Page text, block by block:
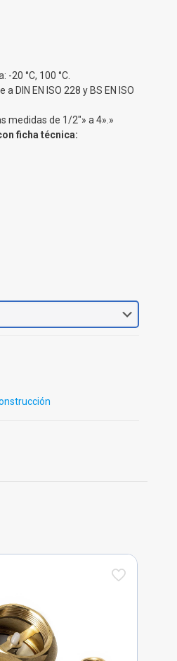
20 °C, 100 °C.
DIN EN ISO 228 y BS EN ISO
medidas de 1/2″» a 4».»
ficha técnica: